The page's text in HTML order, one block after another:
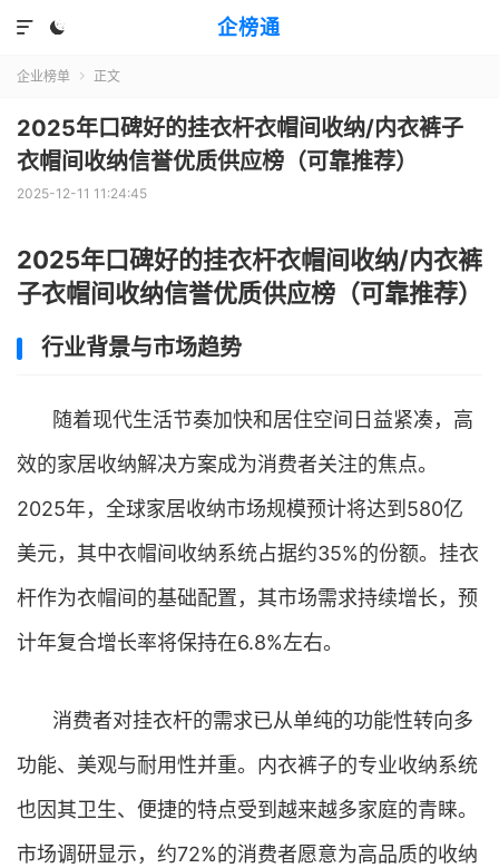
企榜通


企业榜单  正文
2025年口碑好的挂衣杆衣帽间收纳/内衣裤子
衣帽间收纳信誉优质供应榜（可靠推荐）
2025-12-11 11:24:45
2025年口碑好的挂衣杆衣帽间收纳/内衣裤
子衣帽间收纳信誉优质供应榜（可靠推荐）
行业背景与市场趋势
随着现代生活节奏加快和居住空间日益紧凑，高
效的家居收纳解决方案成为消费者关注的焦点。
2025年，全球家居收纳市场规模预计将达到580亿
美元，其中衣帽间收纳系统占据约35%的份额。挂衣
杆作为衣帽间的基础配置，其市场需求持续增长，预
计年复合增长率将保持在6.8%左右。
消费者对挂衣杆的需求已从单纯的功能性转向多
功能、美观与耐用性并重。内衣裤子的专业收纳系统
也因其卫生、便捷的特点受到越来越多家庭的青睐。
市场调研显示，约72%的消费者愿意为高品质的收纳